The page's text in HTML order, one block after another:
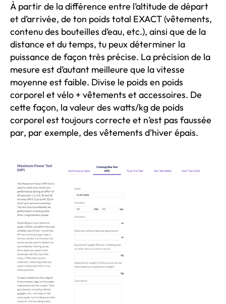
À partir de la différence entre l’altitude de départ
et d’arrivée, de ton poids total EXACT (vêtements,
contenu des bouteilles d’eau, etc.), ainsi que de la
distance et du temps, tu peux déterminer la
puissance de façon très précise. La précision de la
mesure est d’autant meilleure que la vitesse
moyenne est faible. Divise le poids en poids
corporel et vélo + vêtements et accessoires. De
cette façon, la valeur des watts/kg de poids
corporel est toujours correcte et n’est pas faussée
par, par exemple, des vêtements d’hiver épais.